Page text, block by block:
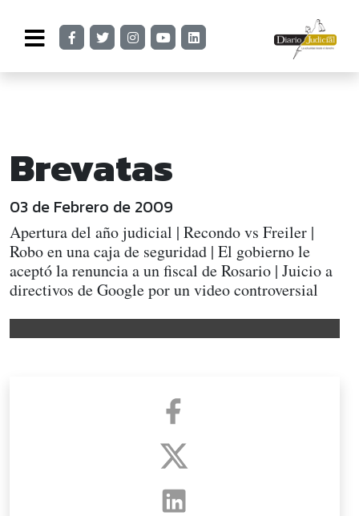
Brevatas
03 de Febrero de 2009
Apertura del año judicial | Recondo vs Freiler |
Robo en una caja de seguridad | El gobierno le
aceptó la renuncia a un fiscal de Rosario | Juicio a
directivos de Google por un video controversial